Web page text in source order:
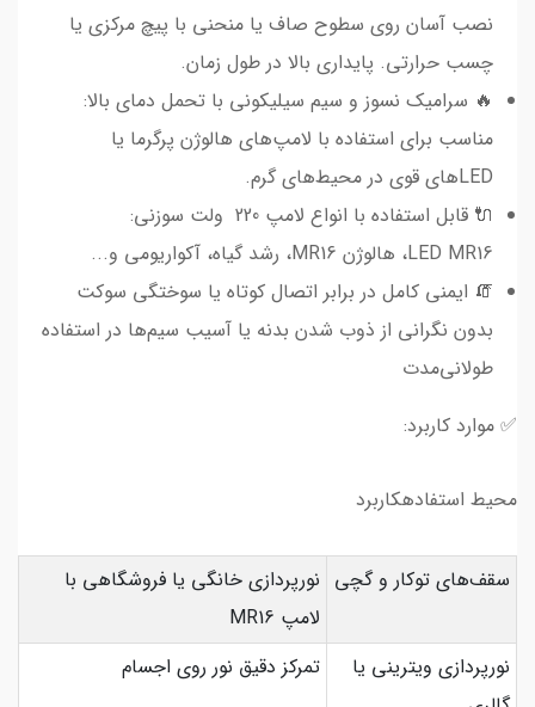
نصب آسان روی سطوح صاف یا منحنی با پیچ مرکزی یا
چسب حرارتی. پایداری بالا در طول زمان.
🔥 سرامیک نسوز و سیم سیلیکونی با تحمل دمای بالا:
مناسب برای استفاده با لامپ‌های هالوژن پرگرما یا
LEDهای قوی در محیط‌های گرم.
🔌 قابل استفاده با انواع لامپ 220 ولت سوزنی:
LED MR16، هالوژن MR16، رشد گیاه، آکواریومی و...
🧯 ایمنی کامل در برابر اتصال کوتاه یا سوختگی سوکت
بدون نگرانی از ذوب شدن بدنه یا آسیب سیم‌ها در استفاده
طولانی‌مدت
✅ موارد کاربرد:
محیط استفادهکاربرد
سقف‌های توکار و گچی نورپردازی خانگی یا فروشگاهی با
لامپ MR16
نورپردازی ویترینی یا
تمرکز دقیق نور روی اجسام